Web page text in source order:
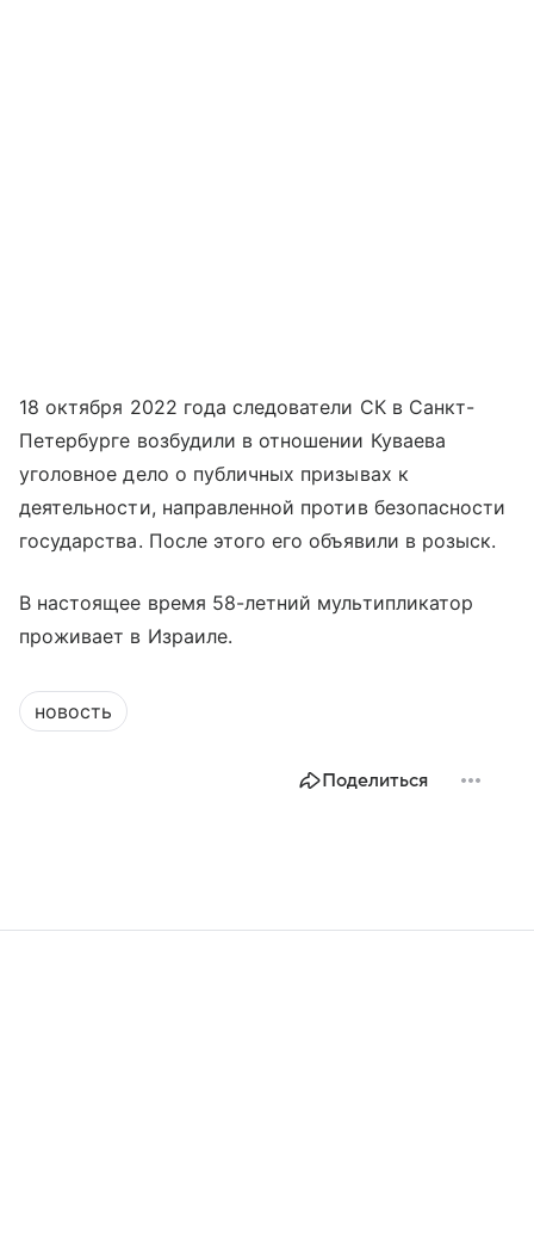
18 октября 2022 года следователи СК в Санкт-
Петербурге возбудили в отношении Куваева
уголовное дело о публичных призывах к
деятельности, направленной против безопасности
государства. После этого его объявили в розыск.
В настоящее время 58-летний мультипликатор
проживает в Израиле.
новость
Поделиться